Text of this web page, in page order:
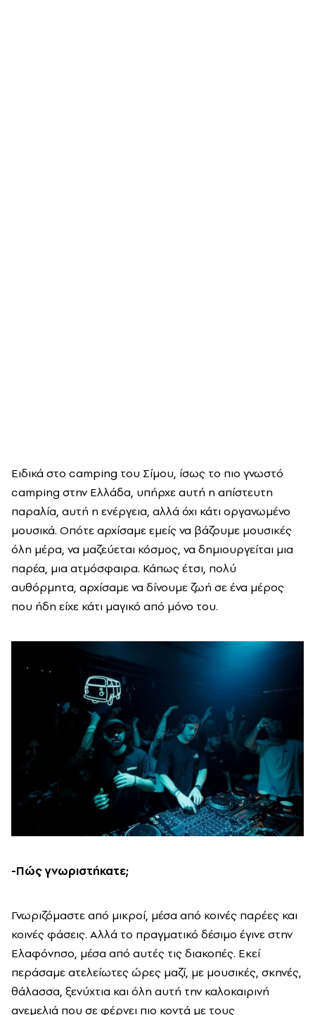
Ειδικά στο camping του Σίμου, ίσως το πιο γνωστό
camping στην Ελλάδα, υπήρχε αυτή η απίστευτη
παραλία, αυτή η ενέργεια, αλλά όχι κάτι οργανωμένο
μουσικά. Οπότε αρχίσαμε εμείς να βάζουμε μουσικές
όλη μέρα, να μαζεύεται κόσμος, να δημιουργείται μια
παρέα, μια ατμόσφαιρα. Κάπως έτσι, πολύ
αυθόρμητα, αρχίσαμε να δίνουμε ζωή σε ένα μέρος
που ήδη είχε κάτι μαγικό από μόνο του.
-Πώς γνωριστήκατε;
Γνωριζόμαστε από μικροί, μέσα από κοινές παρέες και
κοινές φάσεις. Αλλά το πραγματικό δέσιμο έγινε στην
Ελαφόνησο, μέσα από αυτές τις διακοπές. Εκεί
περάσαμε ατελείωτες ώρες μαζί, με μουσικές, σκηνές,
θάλασσα, ξενύχτια και όλη αυτή την καλοκαιρινή
ανεμελιά που σε φέρνει πιο κοντά με τους